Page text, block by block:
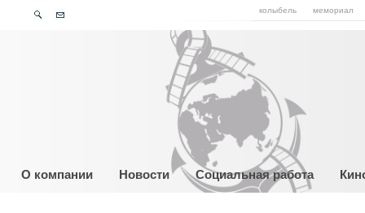
колыбель мемориал
О компании Новости Социальная работа